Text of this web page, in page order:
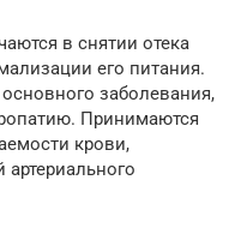
в снятии отека
его питания.
заболевания,
Принимаются
крови,